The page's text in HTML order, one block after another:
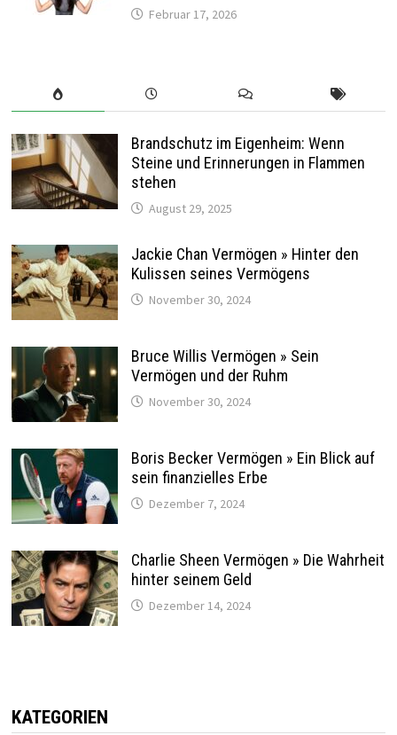
Februar 17, 2026
Brandschutz im Eigenheim: Wenn
Steine und Erinnerungen in Flammen
stehen
August 29, 2025
Jackie Chan Vermögen » Hinter den
Kulissen seines Vermögens
November 30, 2024
Bruce Willis Vermögen » Sein
Vermögen und der Ruhm
November 30, 2024
Boris Becker Vermögen » Ein Blick auf
sein finanzielles Erbe
Dezember 7, 2024
Charlie Sheen Vermögen » Die Wahrheit
hinter seinem Geld
Dezember 14, 2024
KATEGORIEN